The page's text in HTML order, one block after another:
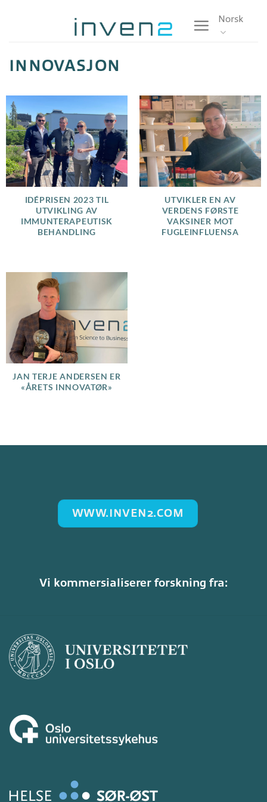
Norsk
INNOVASJON
IDÉPRISEN 2023 TIL
UTVIKLING AV
IMMUNTERAPEUTISK
BEHANDLING
UTVIKLER EN AV
VERDENS FØRSTE
VAKSINER MOT
FUGLEINFLUENSA
JAN TERJE ANDERSEN ER
«ÅRETS INNOVATØR»
WWW.INVEN2.COM
Vi kommersialiserer forskning fra: